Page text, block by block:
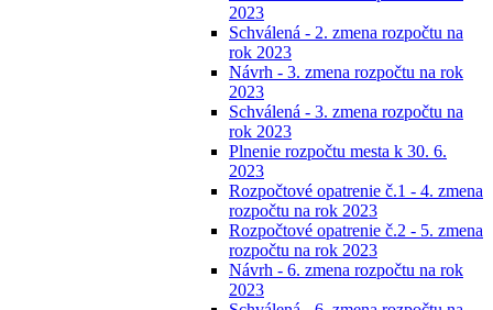
2023
Schválená - 2. zmena rozpočtu na
rok 2023
Návrh - 3. zmena rozpočtu na rok
2023
Schválená - 3. zmena rozpočtu na
rok 2023
Plnenie rozpočtu mesta k 30. 6.
2023
Rozpočtové opatrenie č.1 - 4. zmena
rozpočtu na rok 2023
Rozpočtové opatrenie č.2 - 5. zmena
rozpočtu na rok 2023
Návrh - 6. zmena rozpočtu na rok
2023